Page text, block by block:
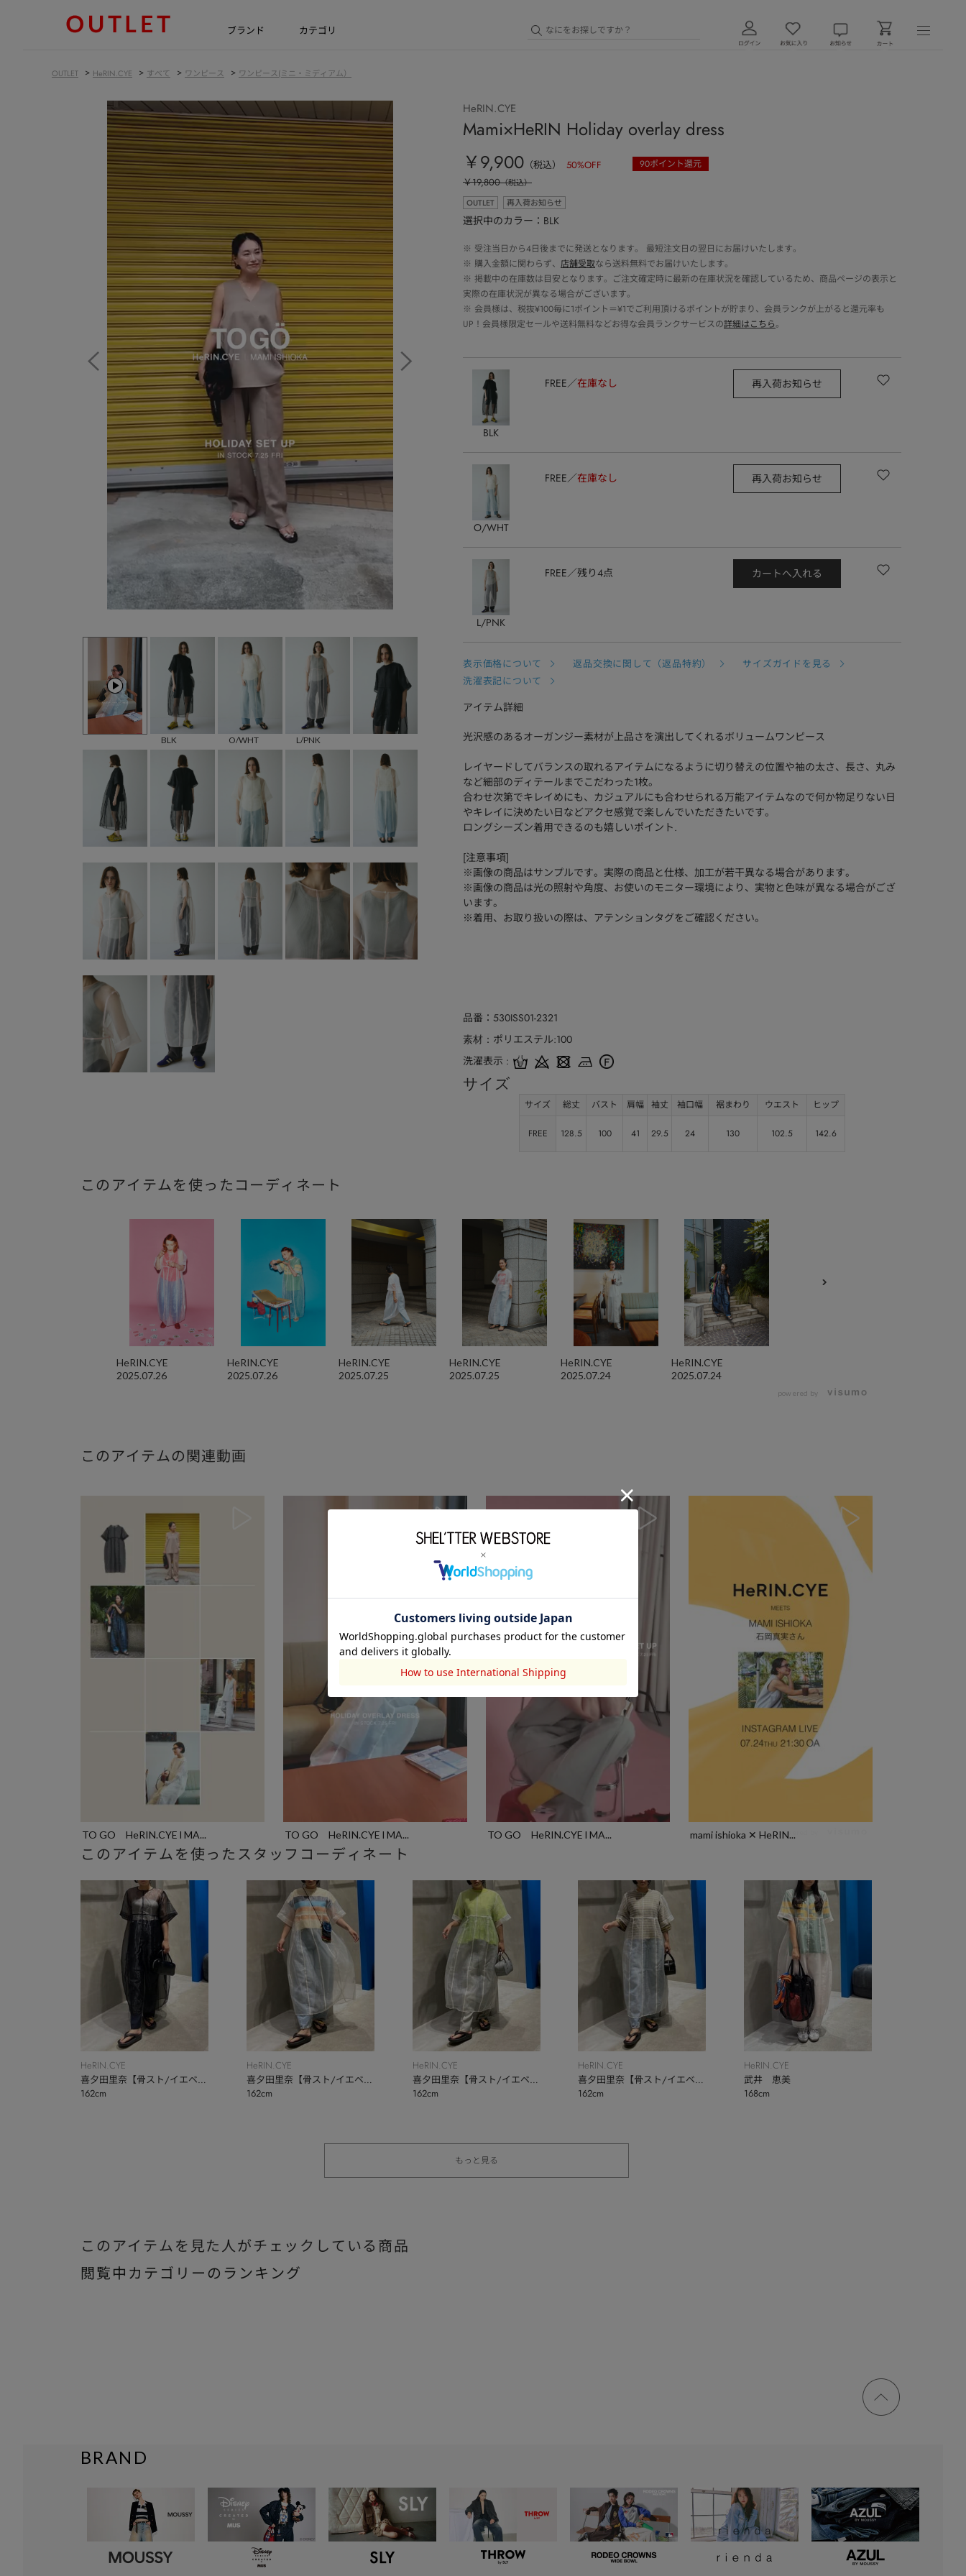
ブランド カテゴリ
OUTLET > HeRIN.CYE > すべて > ワンピース > ワンピース(ミニ・ミディアム）
BLK O/WHT L/PNK
HeRIN.CYE
Mami×HeRIN Holiday overlay dress
￥9,900 （税込） 50%OFF 90ポイント還元
￥19,800（税込）
OUTLET
再入荷お知らせ
選択中のカラー：BLK
※ 受注当日から4日後までに発送となります。 最短注文日の翌日にお届けいたします。
※ 購入金額に関わらず、 店舗受取なら送料無料でお届けいたします。
※ 掲載中の在庫数は目安となります。ご注文確定時に最新の在庫状況を確認しているため、商品ページの表示と
実際の在庫状況が異なる場合がございます。
※ 会員様は、税抜¥100毎に1ポイント＝¥1でご利用頂けるポイントが貯まり、会員ランクが上がると還元率も
UP！会員様限定セールや送料無料などお得な会員ランクサービスの詳細はこちら。
BLK
FREE 在庫なし 再入荷お知らせ
O/WHT
FREE 在庫なし 再入荷お知らせ
L/PNK
FREE 残り4点 カートへ入れる
表示価格について 返品交換に関して（返品特約）
サイズガイドを見る
洗濯表記について
アイテム詳細
光沢感のあるオーガンジー素材が上品さを演出してくれるボリュームワンピース
レイヤードしてバランスの取れるアイテムになるように切り替えの位置や袖の太さ、長さ、丸み
など細部のディテールまでこだわった1枚。
合わせ次第でキレイめにも、カジュアルにも合わせられる万能アイテムなので何か物足りない日
やキレイに決めたい日などアクセ感覚で楽しんでいただきたいです。
ロングシーズン着用できるのも嬉しいポイント.
[注意事項]
※画像の商品はサンプルです。実際の商品と仕様、加工が若干異なる場合があります。
※画像の商品は光の照射や角度、お使いのモニター環境により、実物と色味が異なる場合がござ
います。
※着用、お取り扱いの際は、アテンションタグをご確認ください。
品番 530ISS01-2321
素材
ポリエステル:100
洗濯表示
サイズ
サイズ 総丈 バスト 肩幅 袖丈 袖口幅 裾まわり ウエスト ヒップ
FREE 128.5 100 41 29.5 24 130 102.5 142.6
このアイテムを使ったコーディネート
2025.07.26
HeRIN.CYE
2025.07.26
HeRIN.CYE
2025.07.25
HeRIN.CYE
2025.07.25
HeRIN.CYE
2025.07.24
HeRIN.CYE
2025.07.24
HeRIN.CYE
powered by
このアイテムの関連動画
TO GO HeRIN.CYE l MA... TO GO HeRIN.CYE l MA... TO GO HeRIN.CYE l MA... mami ishioka ✕ HeRIN...powered by
このアイテムを使ったスタッフコーディネート
HeRIN.CYE
喜夕田里奈【骨スト/イエベ
秋】
162cm
HeRIN.CYE
喜夕田里奈【骨スト/イエベ
秋】
162cm
HeRIN.CYE
喜夕田里奈【骨スト/イエベ
秋】
162cm
HeRIN.CYE
喜夕田里奈【骨スト/イエベ
秋】
162cm
HeRIN.CYE
武井 恵美
168cm
もっと見る
このアイテムを見た人がチェックしている商品
閲覧中カテゴリーのランキング
ページ
トップ
BRAND